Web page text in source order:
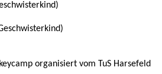
organisiert vom TuS Harsefeld